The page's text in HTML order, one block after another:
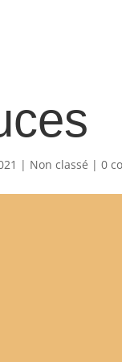
| Non classé |0